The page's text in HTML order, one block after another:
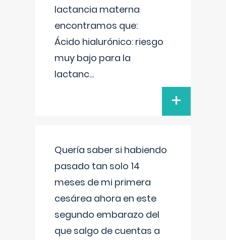
lactancia materna
encontramos que:
Ácido hialurónico: riesgo
muy bajo para la
lactanc...
+
Quería saber si habiendo
pasado tan solo 14
meses de mi primera
cesárea ahora en este
segundo embarazo del
que salgo de cuentas a